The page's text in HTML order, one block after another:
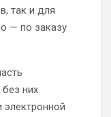
так и для
— по заказу
без них